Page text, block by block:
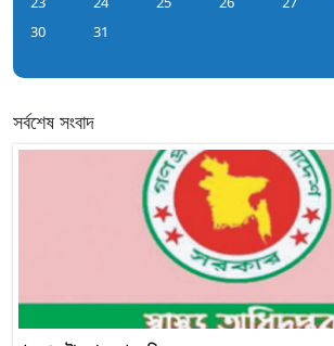
30
31
সর্বশেষ সংবাদ